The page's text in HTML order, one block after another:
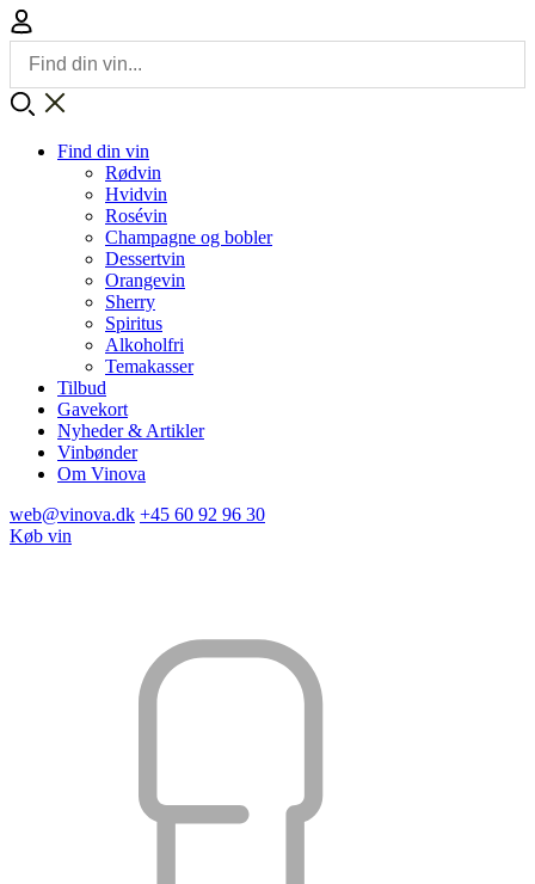
Find din vin
Rødvin
Hvidvin
Rosévin
Champagne og bobler
Dessertvin
Orangevin
Sherry
Spiritus
Alkoholfri
Temakasser
Tilbud
Gavekort
Nyheder & Artikler
Vinbønder
Om Vinova
web@vinova.dk +45 60 92 96 30
Køb vin